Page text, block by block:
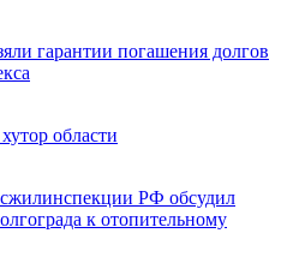
гарантии погашения долгов
области
РФ обсудил
к отопительному